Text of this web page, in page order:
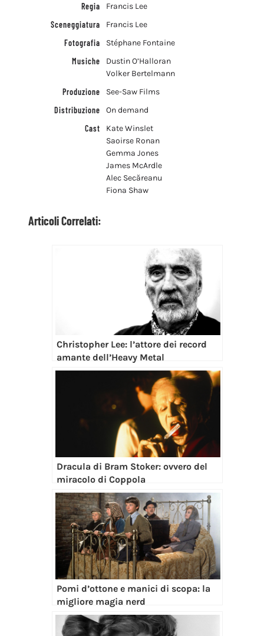
Regia
Francis Lee
Sceneggiatura
Francis Lee
Fotografia
Stéphane Fontaine
Musiche
Dustin O’Halloran
Volker Bertelmann
Produzione
See-Saw Films
Distribuzione
On demand
Cast
Kate Winslet
Saoirse Ronan
Gemma Jones
James McArdle
Alec Secăreanu
Fiona Shaw
Articoli Correlati:
Christopher Lee: l’attore dei record
amante dell’Heavy Metal
Dracula di Bram Stoker: ovvero del
miracolo di Coppola
Pomi d’ottone e manici di scopa: la
migliore magia nerd